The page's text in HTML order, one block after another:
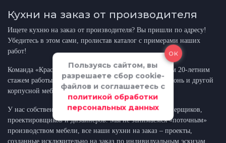
Кухни на заказ от производителя
Ищете кухню на заказ от производителя? Вы пришли по адресу!
Убедитесь в этом сами, пролистав каталог с примерами наших
работ!
Команда «Красный слон» - профессионалы с более чем 20-летним
стажем работы в области эксклюзивного создания кухонь и другой
корпусной мебели на заказ.
У нас собственное производство, а также команда замерщиков,
проектировщиков и дизайнеров. Мы не занимаемся «поточным»
производством мебели, все наши кухни на заказ – проекты,
созданные исключительно на заказ по индивидуальным эскизам,
Пользуясь сайтом, вы
разрешаете сбор cookie-
файлов и соглашаетесь с
политикой обработки
персональных данных
ок